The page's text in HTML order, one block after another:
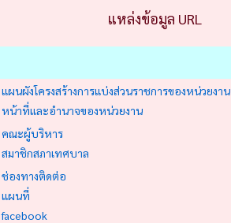
แหล่งข้อมูล URL
แผนผังโครงสร้างการแบ่งส่วนราชการของหน่วยงาน
หน้าที่และอำนาจของหน่วยงาน
คณะผู้บริหาร
สมาชิกสภาเทศบาล
ช่องทางติดต่อ
แผนที่
facebook